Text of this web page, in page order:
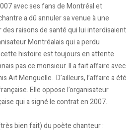
avec ses fans de Montréal et
a dû annuler sa venue à une
raisons de santé qui lui interdisaient
Montréalais qui a perdu
histoire est toujours en attente
pas ce monsieur. Il a fait affaire avec
Ait Menguelle. D’ailleurs, l’affaire a été
Elle oppose l’organisateur
qui a signé le contrat en 2007.
bien fait) du poète chanteur :